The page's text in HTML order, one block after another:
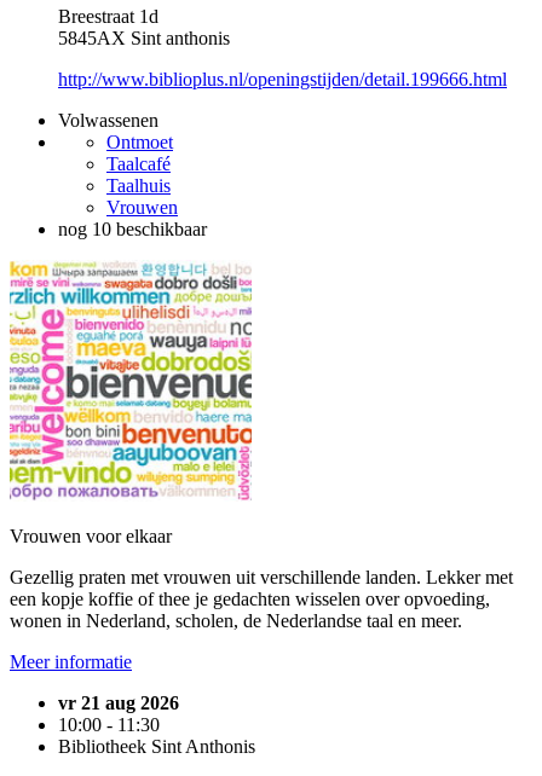
Breestraat 1d
5845AX Sint anthonis
http://www.biblioplus.nl/openingstijden/detail.199666.html
Volwassenen
Ontmoet
Taalcafé
Taalhuis
Vrouwen
nog 10 beschikbaar
Vrouwen voor elkaar
Gezellig praten met vrouwen uit verschillende landen. Lekker met
een kopje koffie of thee je gedachten wisselen over opvoeding,
wonen in Nederland, scholen, de Nederlandse taal en meer.
Meer informatie
vr 21 aug 2026
10:00 - 11:30
Bibliotheek Sint Anthonis